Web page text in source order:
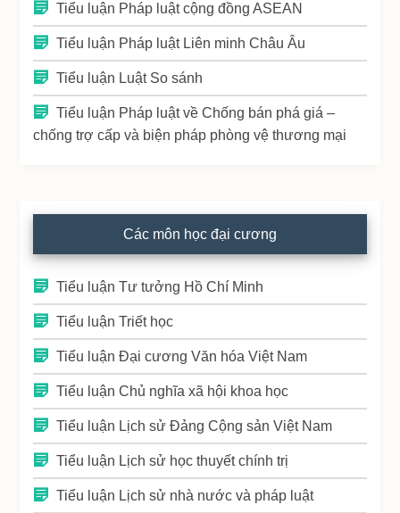
Tiểu luận Pháp luật cộng đồng ASEAN
Tiểu luận Pháp luật Liên minh Châu Âu
Tiểu luận Luật So sánh
Tiểu luận Pháp luật về Chống bán phá giá –
chống trợ cấp và biện pháp phòng vệ thương mại
Các môn học đại cương
Tiểu luận Tư tưởng Hồ Chí Minh
Tiểu luận Triết học
Tiểu luận Đại cương Văn hóa Việt Nam
Tiểu luận Chủ nghĩa xã hội khoa học
Tiểu luận Lịch sử Đảng Cộng sản Việt Nam
Tiểu luận Lịch sử học thuyết chính trị
Tiểu luận Lịch sử nhà nước và pháp luật